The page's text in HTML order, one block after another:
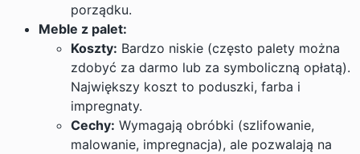
porządku.
Meble z palet:
Koszty: Bardzo niskie (często palety można
zdobyć za darmo lub za symboliczną opłatą).
Największy koszt to poduszki, farba i
impregnaty.
Cechy: Wymagają obróbki (szlifowanie,
malowanie, impregnacja), ale pozwalają na